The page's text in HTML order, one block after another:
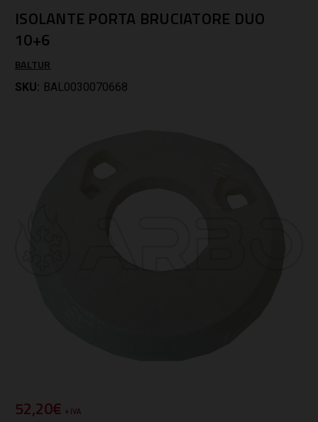
ISOLANTE PORTA BRUCIATORE DUO
10+6
BALTUR
SKU: BAL0030070668
52,20€ + IVA